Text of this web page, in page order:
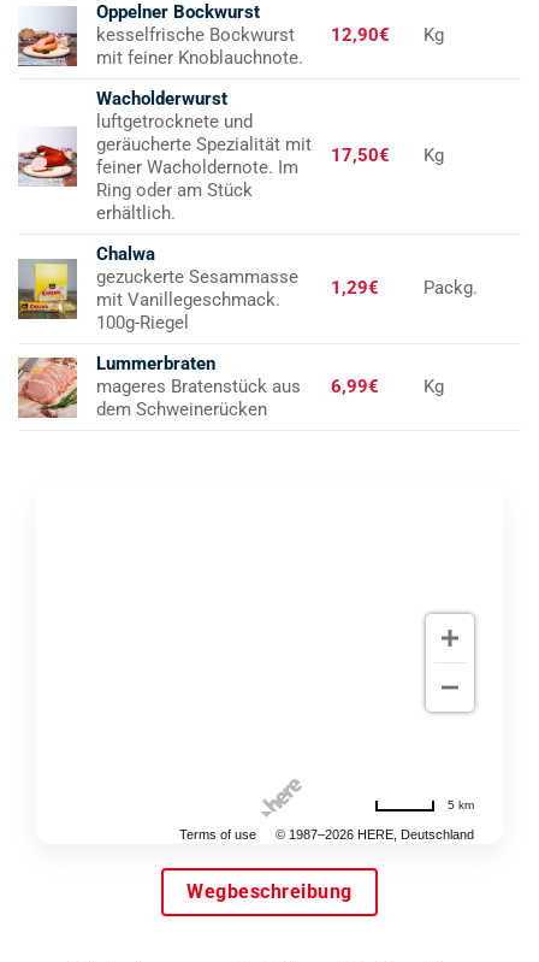
Oppelner Bockwurst
kesselfrische Bockwurst
mit feiner Knoblauchnote.
12,90€ Kg
Wacholderwurst
luftgetrocknete und
geräucherte Spezialität mit
feiner Wacholdernote. Im
Ring oder am Stück
erhältlich.
17,50€ Kg
Chalwa
gezuckerte Sesammasse
mit Vanillegeschmack.
100g-Riegel
1,29€ Packg.
Lummerbraten
mageres Bratenstück aus
dem Schweinerücken
6,99€ Kg
Terms of use © 1987–2026 HERE, Deutschland
5 km
Wegbeschreibung